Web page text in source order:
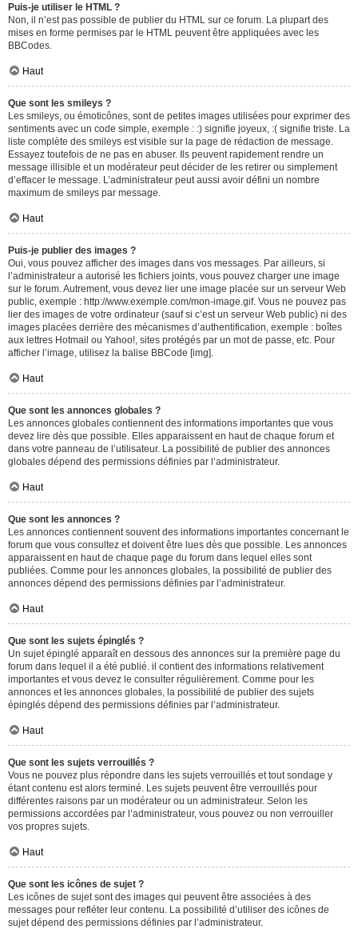
Puis-je utiliser le HTML ?
Non, il n’est pas possible de publier du HTML sur ce forum. La plupart des
mises en forme permises par le HTML peuvent être appliquées avec les
BBCodes.
Haut
Que sont les smileys ?
Les smileys, ou émoticônes, sont de petites images utilisées pour exprimer des
sentiments avec un code simple, exemple : :) signifie joyeux, :( signifie triste. La
liste complète des smileys est visible sur la page de rédaction de message.
Essayez toutefois de ne pas en abuser. Ils peuvent rapidement rendre un
message illisible et un modérateur peut décider de les retirer ou simplement
d’effacer le message. L’administrateur peut aussi avoir défini un nombre
maximum de smileys par message.
Haut
Puis-je publier des images ?
Oui, vous pouvez afficher des images dans vos messages. Par ailleurs, si
l’administrateur a autorisé les fichiers joints, vous pouvez charger une image
sur le forum. Autrement, vous devez lier une image placée sur un serveur Web
public, exemple : http://www.exemple.com/mon-image.gif. Vous ne pouvez pas
lier des images de votre ordinateur (sauf si c’est un serveur Web public) ni des
images placées derrière des mécanismes d’authentification, exemple : boîtes
aux lettres Hotmail ou Yahoo!, sites protégés par un mot de passe, etc. Pour
afficher l’image, utilisez la balise BBCode [img].
Haut
Que sont les annonces globales ?
Les annonces globales contiennent des informations importantes que vous
devez lire dès que possible. Elles apparaissent en haut de chaque forum et
dans votre panneau de l’utilisateur. La possibilité de publier des annonces
globales dépend des permissions définies par l’administrateur.
Haut
Que sont les annonces ?
Les annonces contiennent souvent des informations importantes concernant le
forum que vous consultez et doivent être lues dès que possible. Les annonces
apparaissent en haut de chaque page du forum dans lequel elles sont
publiées. Comme pour les annonces globales, la possibilité de publier des
annonces dépend des permissions définies par l’administrateur.
Haut
Que sont les sujets épinglés ?
Un sujet épinglé apparaît en dessous des annonces sur la première page du
forum dans lequel il a été publié. il contient des informations relativement
importantes et vous devez le consulter régulièrement. Comme pour les
annonces et les annonces globales, la possibilité de publier des sujets
épinglés dépend des permissions définies par l’administrateur.
Haut
Que sont les sujets verrouillés ?
Vous ne pouvez plus répondre dans les sujets verrouillés et tout sondage y
étant contenu est alors terminé. Les sujets peuvent être verrouillés pour
différentes raisons par un modérateur ou un administrateur. Selon les
permissions accordées par l’administrateur, vous pouvez ou non verrouiller
vos propres sujets.
Haut
Que sont les icônes de sujet ?
Les icônes de sujet sont des images qui peuvent être associées à des
messages pour refléter leur contenu. La possibilité d’utiliser des icônes de
sujet dépend des permissions définies par l’administrateur.